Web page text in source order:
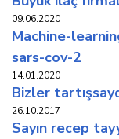
09.06.2020
machine-learning driven drug repurposing for
sars-cov-2
14.01.2020
bi̇zler
26.10.2017
sayın recep